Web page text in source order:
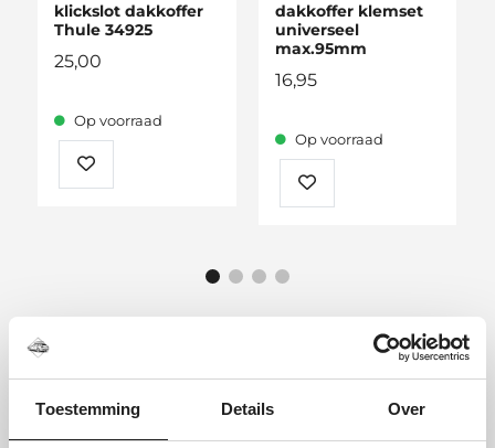
Toestemming Details Over
klickslot dakkoffer
Thule 34925
25,00
Op voorraad
dakkoffer klemset
universeel
max.95mm
16,95
Op voorraad
Recent bekeken